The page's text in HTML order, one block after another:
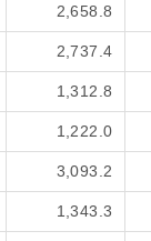
2,658.8
2,737.4
1,312.8
1,222.0
3,093.2
1,343.3